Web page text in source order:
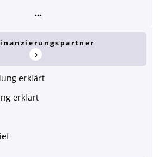
erklärt
erklärt